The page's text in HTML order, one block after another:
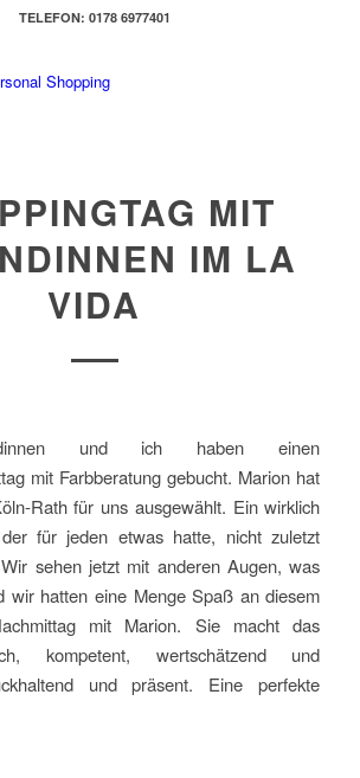
TELEFON: 0178 6977401
MIT
IM LA
VIDA
und ich haben einen
mit Farbberatung gebucht. Marion hat
Rath für uns ausgewählt. Ein wirklich
für jeden etwas hatte, nicht zuletzt
sehen jetzt mit anderen Augen, was
wir hatten eine Menge Spaß an diesem
mit Marion. Sie macht das
kompetent, wertschätzend und
und präsent. Eine perfekte